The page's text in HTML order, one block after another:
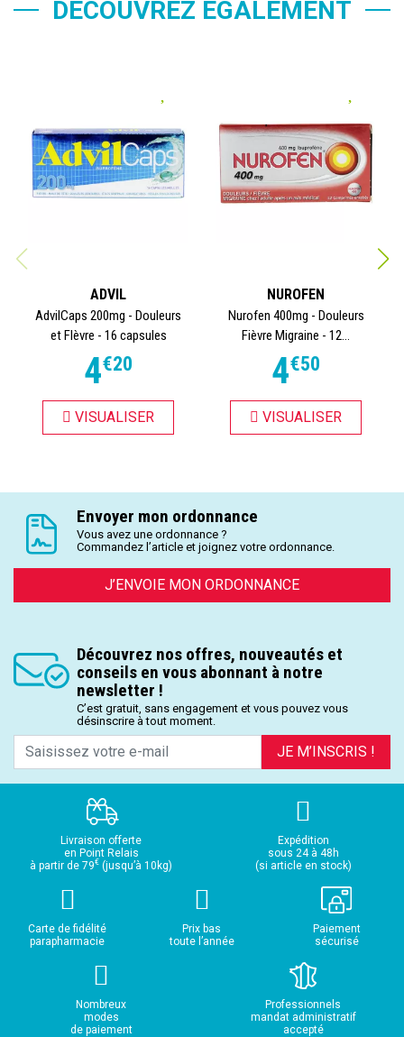
DÉCOUVREZ ÉGALEMENT
ADVIL
AdvilCaps 200mg - Douleurs
et FIèvre - 16 capsules
4€20
VISUALISER
NUROFEN
Nurofen 400mg - Douleurs
Fièvre Migraine - 12...
4€50
VISUALISER
Envoyer mon ordonnance
Vous avez une ordonnance ?
Commandez l’article et joignez votre ordonnance.
J’ENVOIE MON ORDONNANCE
Découvrez nos offres, nouveautés et
conseils en vous abonnant à notre
newsletter !
C’est gratuit, sans engagement et vous pouvez vous
désinscrire à tout moment.
JE M’INSCRIS !
Livraison offerte
en Point Relais
à partir de 79€ (jusqu’à 10kg)
Expédition
sous 24 à 48h
(si article en stock)
Carte de fidélité
parapharmacie
Prix bas
toute l’année
Paiement
sécurisé
Nombreux
modes
de paiement
Professionnels
mandat administratif
accepté